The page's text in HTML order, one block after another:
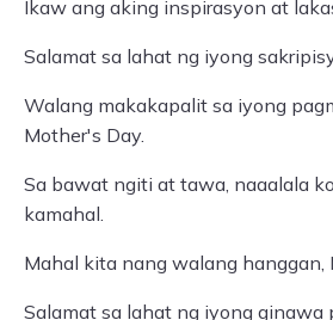
Ikaw ang aking inspirasyon at
Salamat sa lahat ng iyong
Walang makakapalit sa iyong
Mother's Day.
Sa bawat ngiti at tawa, naaalala
kamahal.
Mahal kita nang walang hanggan,
Salamat sa lahat ng iyong ginawa